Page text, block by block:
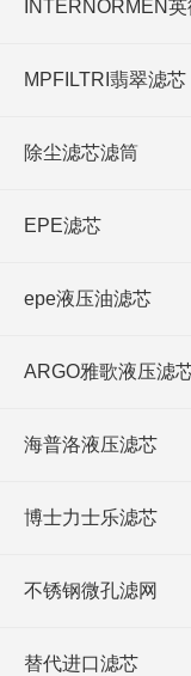
MPFILTRI翡翠滤芯
除尘滤芯滤筒
EPE滤芯
epe液压油滤芯
ARGO雅歌液压滤
海普洛液压滤芯
博士力士乐滤芯
不锈钢微孔滤网
替代进口滤芯